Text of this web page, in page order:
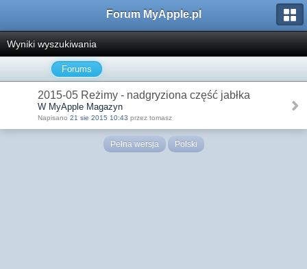
Forum MyApple.pl
Wyniki wyszukiwania
Forums
2015-05 Reżimy - nadgryziona część jabłka
W MyApple Magazyn
Napisano 21 sie 2015 10:43 przez tomasz
Pełna wersja Polski